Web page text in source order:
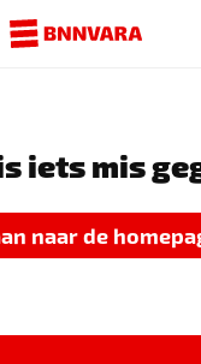
iets mis
naar de